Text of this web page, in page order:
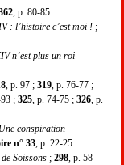
, p. 80-85
: l’histoire c’est moi ! ;
n’est plus un roi
, p. 97 ; 319 , p. 76-77 ;
93 ; 325 , p. 74-75 ; 326 , p.
Une conspiration
n° 33 , p. 22-25
Soissons ; 298 , p. 58-